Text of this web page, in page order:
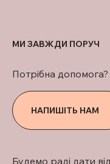
Будемо раді дати
НАПИШІТЬ НАМ
Потрібна допомога?
МИ ЗАВЖДИ ПОРУЧ